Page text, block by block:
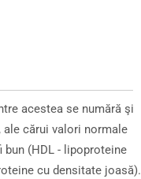
acestea se numără şi
cărui valori normale
(HDL - lipoproteine
cu densitate joasă).